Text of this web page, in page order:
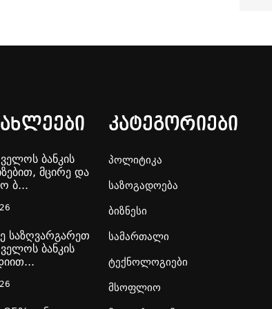
ბანკის
მცირე და
ბ...
საზღვარგარეთ
ბანკის
კატეგორიები
პოლიტიკა
საზოგადოება
ბიზნესი
სამართალი
ტექნოლოგიები
მსოფლიო